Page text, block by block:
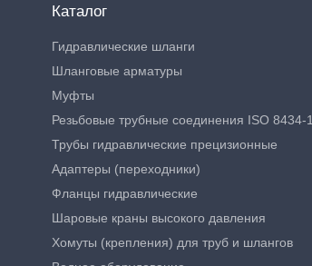
Каталог
Гидравлические шланги
Шланговые арматуры
Муфты
Резьбовые трубные соединения ISO 8434-1
Трубы гидравлические прецизионные
Адаптеры (переходники)
Фланцы гидравлические
Шаровые краны высокого давления
Хомуты (крепления) для труб и шлангов